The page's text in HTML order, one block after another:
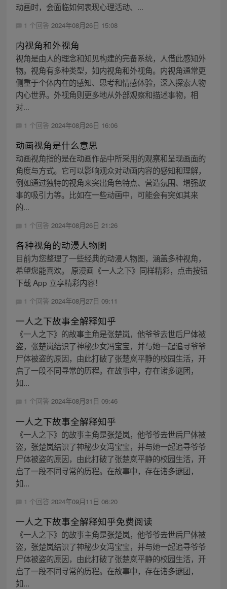
动画时，会面临如何表现心理活动、...
1 个回答 2024年08月26日 15:08
内视角和外视角
视角是由人的理念和知见构建的完备系统，人借此感知外
物。视角有多种类型，如内视角和外视角。内视角通常更
侧重于个体内在的感知、思考和情感体验，深入探索人物
内心世界。外视角则更多地从外部观察和描述事物，相
对...
1 个回答 2024年08月26日 16:06
动画视角是什么意思
动画视角指的是在动画作品中所采用的观察和呈现画面的
角度与方式。它可以影响观众对动画内容的感知和理解，
例如通过独特的视角来突出角色特点、营造氛围、增强故
事的吸引力等。比如在一些动画中，可能会有突如其来
的...
1 个回答 2024年08月26日 21:26
各种视角的动漫人物图
目前为您整理了一些经典的动漫人物图，涵盖多种视角，
希望您能喜欢。 原漫画《一人之下》同样精彩，点击按钮
下载 App 立享精彩内容！
1 个回答 2024年08月27日 09:11
一人之下故事全解释知乎
《一人之下》的故事主角是张楚岚，他爷爷去世后尸体被
盗，张楚岚结识了神秘少女冯宝宝，并与她一起追寻爷爷
尸体被盗的原因，由此打破了张楚岚平静的校园生活，开
启了一段不同寻常的历程。在故事中，存在诸多谜团，
如...
1 个回答 2024年08月31日 09:46
一人之下故事全解释知乎
《一人之下》的故事主角是张楚岚，他爷爷去世后尸体被
盗，张楚岚结识了神秘少女冯宝宝，并与她一起追寻爷爷
尸体被盗的原因，由此打破了张楚岚平静的校园生活，开
启了一段不同寻常的历程。在故事中，存在诸多谜团，
如...
1 个回答 2024年09月11日 06:20
一人之下故事全解释知乎免费阅读
《一人之下》的故事主角是张楚岚，他爷爷去世后尸体被
盗，张楚岚结识了神秘少女冯宝宝，并与她一起追寻爷爷
尸体被盗的原因，由此打破了张楚岚平静的校园生活，开
启了一段不同寻常的历程。在故事中，存在诸多谜团，
如...